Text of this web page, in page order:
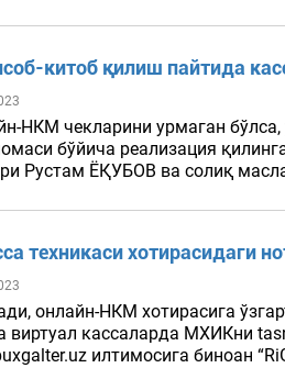
китоб қилиш пайтида
НКМ чекларини урмаган
бўйича реализация
Рустам ЁҚУБОВ ва солиқ
техникаси
онлайн-НКМ хотирасига
виртуал кассаларда МХИКни
илтимосига биноан